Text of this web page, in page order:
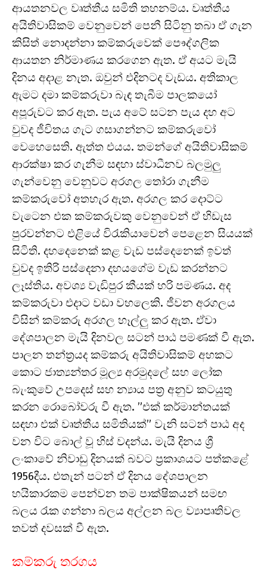
ආයතනවල වෘත්තීය සමිති තහනම්ය. වෘත්තීය
අයිතිවාසිකම් වෙනුවෙන් පෙනී සිටිනු තබා ඒ ගැන
කිසිත් නොදන්නා කම්කරුවෙක් පෞද්ගලික
ආයතන නිර්මාණය කරගෙන ඇත. ඒ අයට මැයි
දිනය අදාළ නැත. ඔවුන් එදිනටද වැඩය. අතිකාල
ඇමට දමා කම්කරුවා බැඳ තැබීම පාලකයෝ
අපූරුවට කර ඇත. පැය අටේ සටන පැය දහ අට
වුවද ජීවිතය ගැට ගසාගන්නට කම්කරුවෝ
වෙහෙසෙති. ඇත්ත එයය. තමන්ගේ අයිතිවාසිකම්
ආරක්ෂා කර ගැනීම සඳහා ස්වාධීනව බලමුලු
ගැන්වෙනු වෙනුවට අරගල තෝරා ගැනීම
කම්කරුවෝ අතහැර ඇත. අරගල කර දොට්ට
වැටෙන එක කම්කරුවකු වෙනුවෙන් ඒ හිඩැස
පුරවන්නට එළියේ විරැකියාවෙන් පෙළෙන සියයක්
සිටිති. දහදෙනෙක් කළ වැඩ පස්දෙනෙක් ඉවත්
වුවද ඉතිරි පස්දෙනා දහයගේම වැඩ කරන්නට
ලෑස්තිය. අවශ්‍ය වැඩිපුර කීයක් හරි පමණය. අද
කම්කරුවා එදාට වඩා වහලෙකි. ජීවන අරගලය
විසින් කම්කරු අරගල හෑල්ලු කර ඇත. ඒවා
දේශපාලන මැයි දිනවල සටන් පාඨ පමණක් වී ඇත.
පාලන තන්ත්‍රයද කම්කරු අයිතිවාසිකම් අහකට
කොට ජාත්‍යන්තර මූල්‍ය අරමුදලේ සහ ලෝක
බැංකුවේ උපදෙස් සහ න්‍යාය පත්‍ර අනුව කටයුතු
කරන රොබෝවරු වී ඇත. ”එක් කර්මාන්තයක්
සඳහා එක් වෘත්තීය සමිතියක්” වැනි සටන් පාඨ අද
වන විට බොල් වූ හිස් වදන්ය. මැයි දිනය ශ්‍රී
ලංකාවේ නිවාඩු දිනයක් බවට ප්‍රකාශයට පත්කළේ
1956දීය. එතැන් පටන් ඒ දිනය දේශපාලන
හයිකාරකම පෙන්වන තම පාක්ෂිකයන් සමඟ
බලය රැක ගන්නා බලය අල්ලන බල ව්‍යාපෘතිවල
තවත් දවසක් වී ඇත.
කම්කරු තරගය